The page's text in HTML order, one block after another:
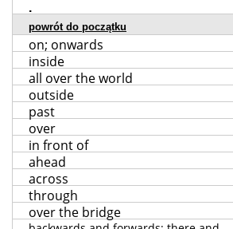
.
powrót do początku
on; onwards
inside
all over the world
outside
past
over
in front of
ahead
across
through
over the bridge